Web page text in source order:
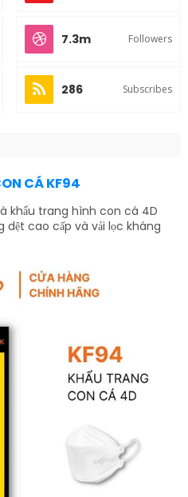
7.3m Followers
286 Subscribes
CÁ KF94
khẩu trang hình con cá 4D
dệt cao cấp và vải lọc kháng